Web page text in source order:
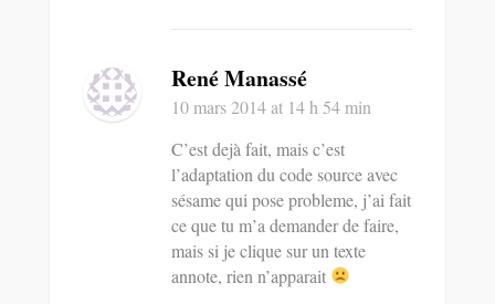
René Manassé
10 mars 2014at 14 h 54 min
C’est dejà fait, mais c’est
l’adaptation du code source avec
sésame qui pose probleme, j’ai fait
ce que tu m’a demander de faire,
mais si je clique sur un texte
annote, rien n’apparait